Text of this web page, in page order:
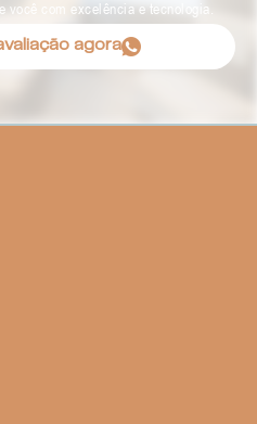
você com excelência e tecnologia.
agora